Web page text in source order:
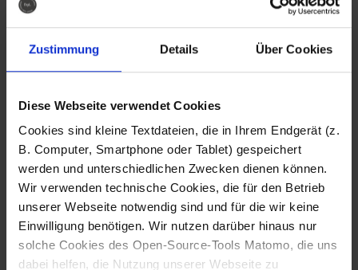
Zustimmung Details Über Cookies
Diese Webseite verwendet Cookies
Cookies sind kleine Textdateien, die in Ihrem Endgerät (z.
B. Computer, Smartphone oder Tablet) gespeichert
werden und unterschiedlichen Zwecken dienen können.
Wir verwenden technische Cookies, die für den Betrieb
unserer Webseite notwendig sind und für die wir keine
Einwilligung benötigen. Wir nutzen darüber hinaus nur
solche Cookies des Open-Source-Tools Matomo, die uns
dabei helfen, die Nutzung unserer Webseite zu
Fotografo: Lorenz
Sternbach
Download
Fotografo: Lorenz
Sternbach
Download